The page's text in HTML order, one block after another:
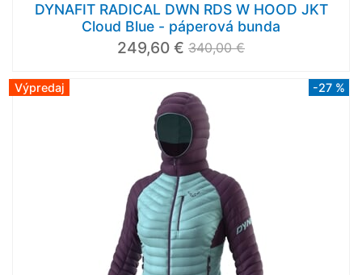
DYNAFIT RADICAL DWN RDS W HOOD JKT
Cloud Blue - páperová bunda
249,60 € 340,00 €
Výpredaj -27 %